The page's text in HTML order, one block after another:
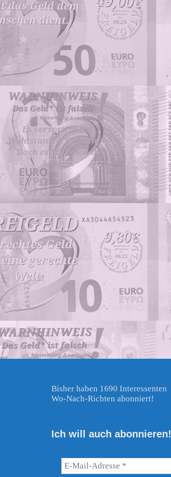
Bisher haben 1690 Interessenten
Wo-Nach-Richten abonniert!
Ich will auch abonnieren!